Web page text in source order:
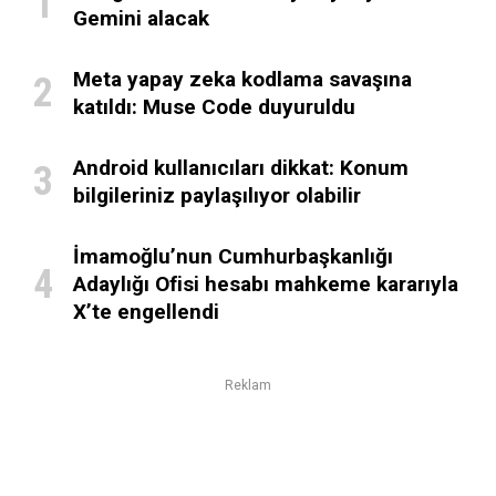
Gemini alacak
Meta yapay zeka kodlama savaşına
katıldı: Muse Code duyuruldu
Android kullanıcıları dikkat: Konum
bilgileriniz paylaşılıyor olabilir
İmamoğlu’nun Cumhurbaşkanlığı
Adaylığı Ofisi hesabı mahkeme kararıyla
X’te engellendi
Reklam